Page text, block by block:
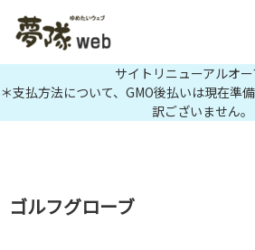
サイトリニューアルオー
＊支払方法について、GMO後払いは現在準
訳ございません。
ゴルフグローブ